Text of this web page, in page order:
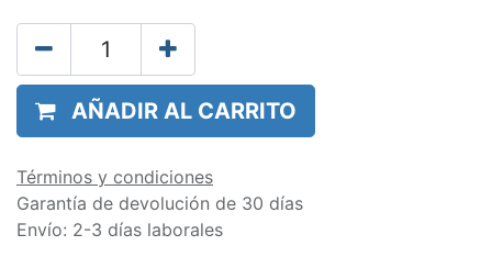
AÑADIR AL CARRITO
Términos y condiciones
Garantía de devolución de 30 días
Envío: 2-3 días laborales